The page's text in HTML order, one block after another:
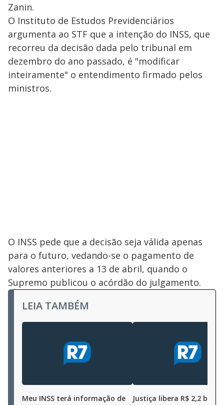
Zanin.
O Instituto de Estudos Previdenciários
argumenta ao STF que a intenção do INSS, que
recorreu da decisão dada pelo tribunal em
dezembro do ano passado, é "modificar
inteiramente" o entendimento firmado pelos
ministros.
O INSS pede que a decisão seja válida apenas
para o futuro, vedando-se o pagamento de
valores anteriores a 13 de abril, quando o
Supremo publicou o acórdão do julgamento.
LEIA TAMBÉM
Meu INSS terá informação de
Justiça libera R$ 2,2